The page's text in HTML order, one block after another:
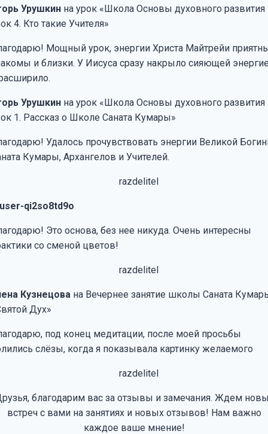
Урушкин на урок «Школа Основы духовного развития
4. Кто такие Учителя»
Мощный урок, энергии Христа Майтрейи
и близки. У Иисуса сразу накрыло сияющей
Урушкин на урок «Школа Основы духовного развития
1. Рассказ о Школе Саната Кумары»
Удалось прочувствовать энергии Великой
Кумары, Архангелов и Учителей.
qi2so8td9o
Это основа, без нее никуда. Очень интересны
со сменой цветов!
Кузнецова на Вечернее занятие школы Саната
Дух»
под конец медитации, после моей просьбы
слёзы, когда я показывала картинку желаемого
благодарим вас за отзывы и замечания. Ждем
встреч с вами на занятиях и новых отзывов! Нам важно
каждое ваше мнение!